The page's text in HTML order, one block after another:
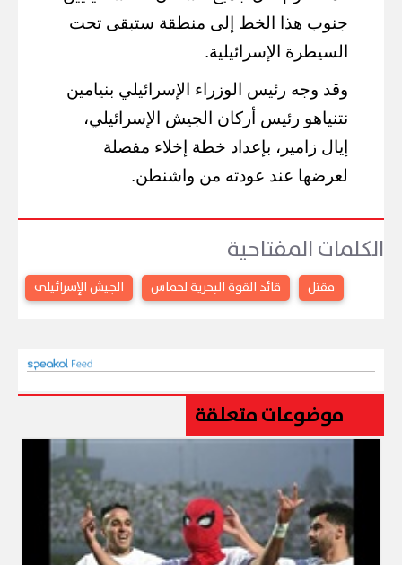
جنوب هذا الخط إلى منطقة ستبقى تحت
السيطرة الإسرائيلية.
وقد وجه رئيس الوزراء الإسرائيلي بنيامين
نتنياهو رئيس أركان الجيش الإسرائيلي،
إيال زامير، بإعداد خطة إخلاء مفصلة
لعرضها عند عودته من واشنطن.
الكلمات المفتاحية
مقتل قائد القوة البحرية لحماس الجيش الإسرائيلى
موضوعات متعلقة